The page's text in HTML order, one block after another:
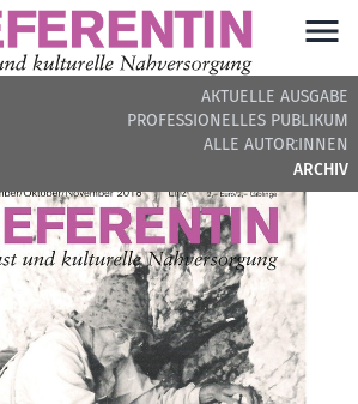
AKTUELLE AUSGABE
PROFESSIONELLES PUBLIKUM
ALLE AUTOR:INNEN
ARCHIV